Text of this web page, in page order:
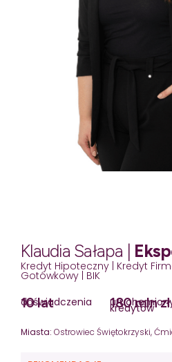
Klaudia Sałapa |
Kredyt Hipoteczny | Kredyt
Gotówkowy | BIK
10 lat
doświadczenia 180 mln zł
kredytów
Miasta: Ostrowiec Świętokrzyski,